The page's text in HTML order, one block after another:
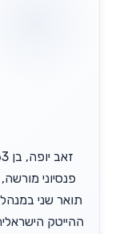
פנסיוני